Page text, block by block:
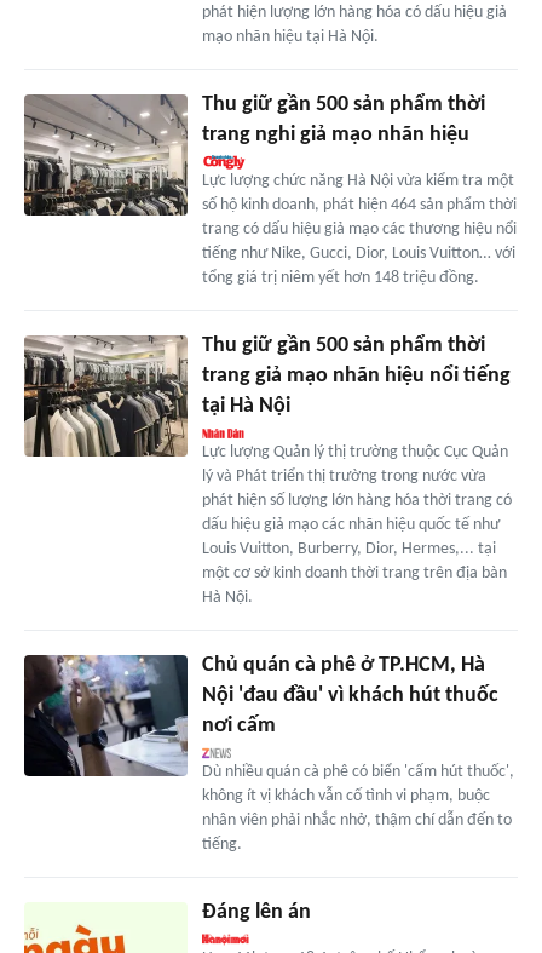
phát hiện lượng lớn hàng hóa có dấu hiệu giả
mạo nhãn hiệu tại Hà Nội.
Thu giữ gần 500 sản phẩm thời
trang nghi giả mạo nhãn hiệu
Lực lượng chức năng Hà Nội vừa kiểm tra một
số hộ kinh doanh, phát hiện 464 sản phẩm thời
trang có dấu hiệu giả mạo các thương hiệu nổi
tiếng như Nike, Gucci, Dior, Louis Vuitton… với
tổng giá trị niêm yết hơn 148 triệu đồng.
Thu giữ gần 500 sản phẩm thời
trang giả mạo nhãn hiệu nổi tiếng
tại Hà Nội
Lực lượng Quản lý thị trường thuộc Cục Quản
lý và Phát triển thị trường trong nước vừa
phát hiện số lượng lớn hàng hóa thời trang có
dấu hiệu giả mạo các nhãn hiệu quốc tế như
Louis Vuitton, Burberry, Dior, Hermes,... tại
một cơ sở kinh doanh thời trang trên địa bàn
Hà Nội.
Chủ quán cà phê ở TP.HCM, Hà
Nội 'đau đầu' vì khách hút thuốc
nơi cấm
Dù nhiều quán cà phê có biển 'cấm hút thuốc',
không ít vị khách vẫn cố tình vi phạm, buộc
nhân viên phải nhắc nhở, thậm chí dẫn đến to
tiếng.
Đáng lên án